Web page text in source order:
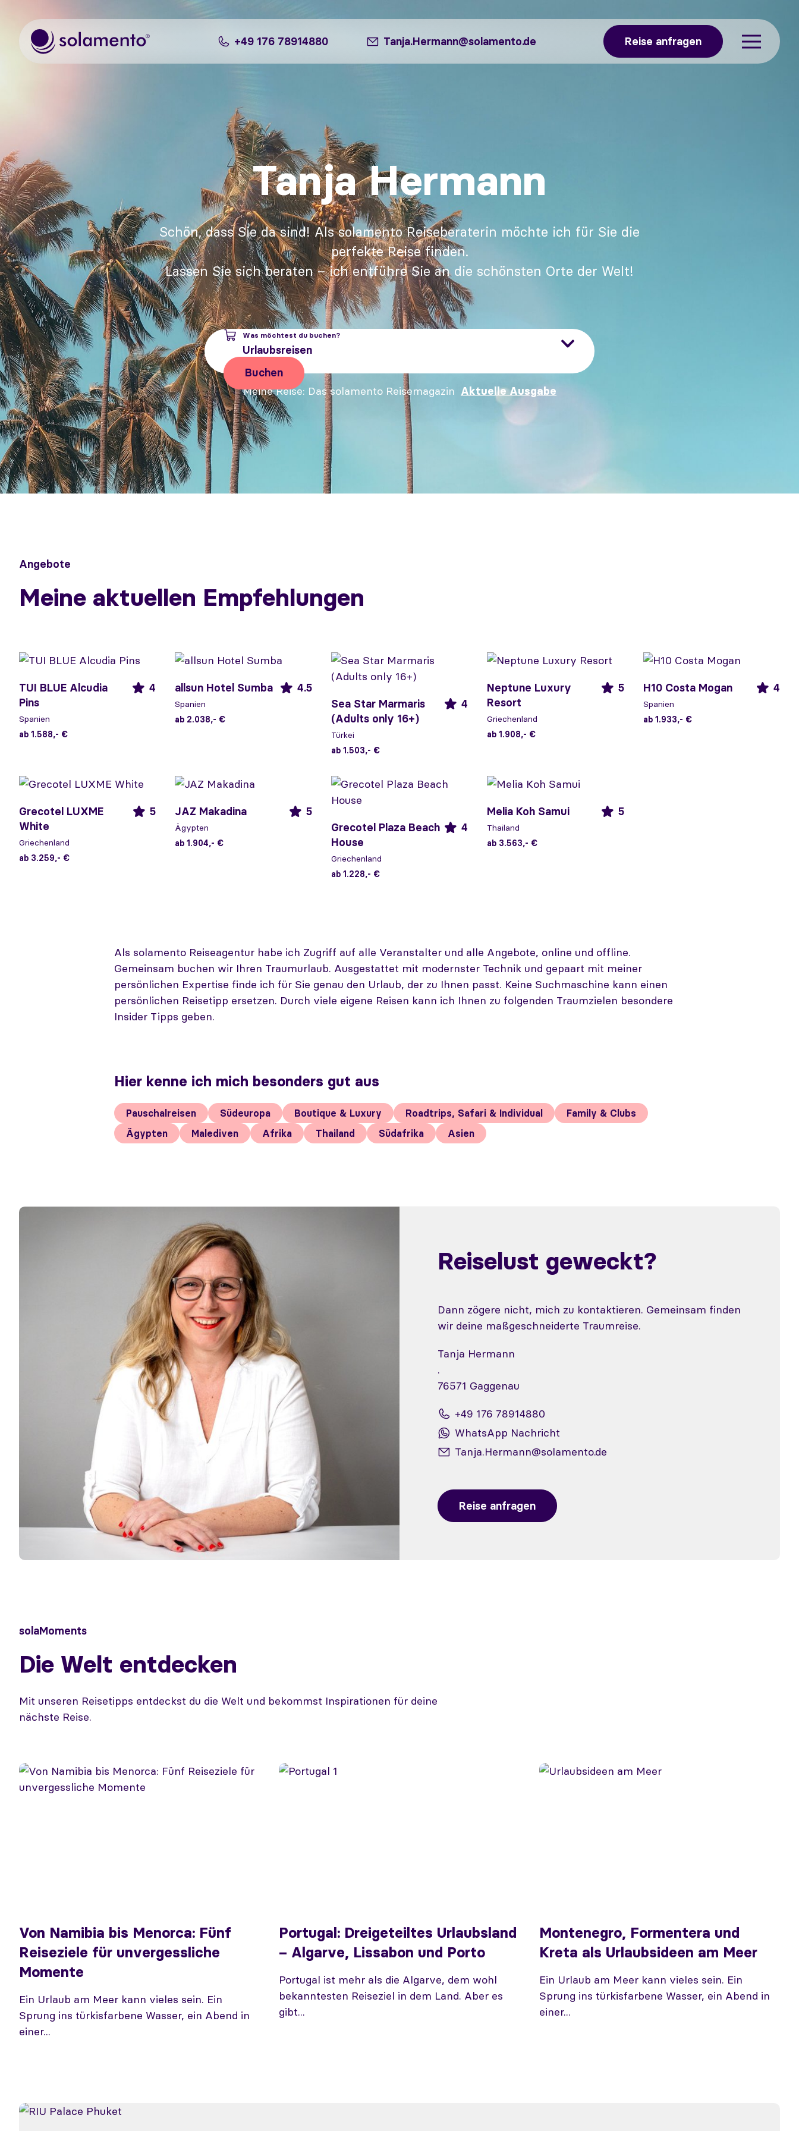
+49 176 78914880 Tanja.Hermann@solamento.de Reise anfragen
Tanja Hermann
Schön, dass Sie da sind! Als solamento Reiseberaterin möchte ich für Sie die
perfekte Reise finden.
Lassen Sie sich beraten – ich entführe Sie an die schönsten Orte der Welt!
Was möchtest du buchen?
Urlaubsreisen
Buchen
Meine Reise Das solamento Reisemagazin Aktuelle Ausgabe
Angebote
Meine aktuellen Empfehlungen
TUI BLUE Alcudia
Pins
4
Spanien
ab 1.588,- €
allsun Hotel Sumba 4.5
Spanien
ab 2.038,- €
Sea Star Marmaris
(Adults only 16+)
4
Türkei
ab 1.503,- €
Neptune Luxury
Resort
5
Griechenland
ab 1.908,- €
H10 Costa Mogan 4
Spanien
ab 1.933,- €
Grecotel LUXME
White
5
Griechenland
ab 3.259,- €
JAZ Makadina 5
Ägypten
ab 1.904,- €
Grecotel Plaza Beach
House
4
Griechenland
ab 1.228,- €
Melia Koh Samui 5
Thailand
ab 3.563,- €
Als solamento Reiseagentur habe ich Zugriff auf alle Veranstalter und alle Angebote, online und offline.
Gemeinsam buchen wir Ihren Traumurlaub. Ausgestattet mit modernster Technik und gepaart mit meiner
persönlichen Expertise finde ich für Sie genau den Urlaub, der zu Ihnen passt. Keine Suchmaschine kann einen
persönlichen Reisetipp ersetzen. Durch viele eigene Reisen kann ich Ihnen zu folgenden Traumzielen besondere
Insider Tipps geben.
Hier kenne ich mich besonders gut aus
Pauschalreisen Südeuropa Boutique & Luxury Roadtrips, Safari & Individual
Family & Clubs
Ägypten
Malediven Afrika Thailand Südafrika Asien
Reiselust geweckt?
Dann zögere nicht, mich zu kontaktieren. Gemeinsam finden
wir deine maßgeschneiderte Traumreise.
Tanja Hermann
.
76571 Gaggenau
+49 176 78914880
WhatsApp Nachricht
Tanja.Hermann@solamento.de
Reise anfragen
solaMoments
Die Welt entdecken
Mit unseren Reisetipps entdeckst du die Welt und bekommst Inspirationen für deine
nächste Reise.
Von Namibia bis Menorca: Fünf
Reiseziele für unvergessliche
Momente
Ein Urlaub am Meer kann vieles sein. Ein
Sprung ins türkisfarbene Wasser, ein Abend in
einer...
Portugal: Dreigeteiltes Urlaubsland
– Algarve, Lissabon und Porto
Portugal ist mehr als die Algarve, dem wohl
bekanntesten Reiseziel in dem Land. Aber es
gibt...
Montenegro, Formentera und
Kreta als Urlaubsideen am Meer
Ein Urlaub am Meer kann vieles sein. Ein
Sprung ins türkisfarbene Wasser, ein Abend in
einer...